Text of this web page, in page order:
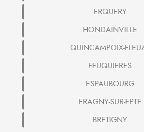
ERQUERY
HONDAINVILLE
QUINCAMPOIX-
FEUQUIERES
ESPAUBOURG
ERAGNY-SUR-EPTE
BRETIGNY